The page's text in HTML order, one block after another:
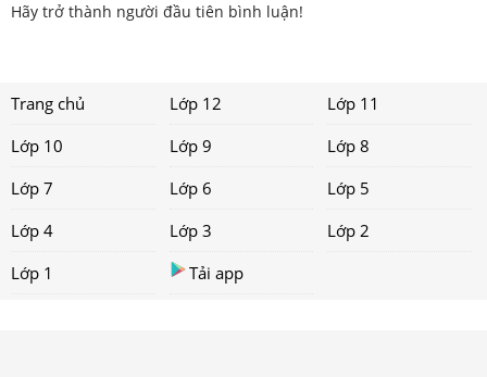
Hãy trở thành người đầu tiên bình luận!
Trang chủ Lớp 12
Lớp 11
Lớp 10
Lớp 9
Lớp 8
Lớp 7
Lớp 6
Lớp 5
Lớp 4
Lớp 3
Lớp 2
Lớp 1
Tải app